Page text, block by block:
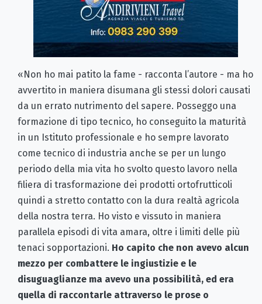
«Non ho mai patito la fame - racconta l’autore - ma ho
avvertito in maniera disumana gli stessi dolori causati
da un errato nutrimento del sapere. Posseggo una
formazione di tipo tecnico, ho conseguito la maturità
in un Istituto professionale e ho sempre lavorato
come tecnico di industria anche se per un lungo
periodo della mia vita ho svolto questo lavoro nella
filiera di trasformazione dei prodotti ortofrutticoli
quindi a stretto contatto con la dura realtà agricola
della nostra terra. Ho visto e vissuto in maniera
parallela episodi di vita amara, oltre i limiti delle più
tenaci sopportazioni. Ho capito che non avevo alcun
mezzo per combattere le ingiustizie e le
disuguaglianze ma avevo una possibilità, ed era
quella di raccontarle attraverso le prose o